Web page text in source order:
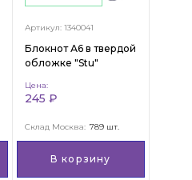
Артикул: 1340041
Блокнот А6 в твердой
обложке "Stu"
Цена:
245 ₽
Склад Москва: 789 шт.
В корзину